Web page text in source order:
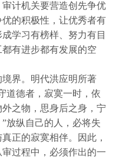
计机关要营造创先争优
的积极性，让优秀者有
学习有榜样、努力有目
有进步都有发展的空
界。明代洪应明所著
道德者，寂寞一时，依
之物，思身后之身，宁
放纵自己的人，必将失
正的寂寞相伴。因此，
过程中，必须作出的一